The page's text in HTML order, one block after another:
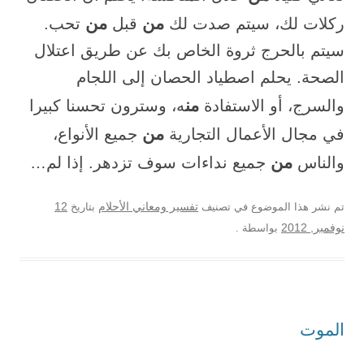
ركلات لك، سيتم صدت لك من قبل من تحب.
سيتم بالحرج ثروة الخاص بك عن طريق اعتلال
الصحة. يحلم اصطياد الحصان إلى اللجام
والسرج، أو الاستفادة منه، وسترون تحسنا كبيرا
في مجال الأعمال التجارية من جميع الأنواع،
والناس من جميع نداءات سوف تزدهر. إذا لم…
تم نشر هذا الموضوع في تصنيف تفسير ومعاني الأحلام بتاريخ 12
نوفمبر, 2012
بواسطة .
الموت